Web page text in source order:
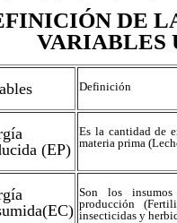
DE
VARIABLES
Definición
(EP)
Es la cantidad de
materia prima
Son los
producción
insecticidas y